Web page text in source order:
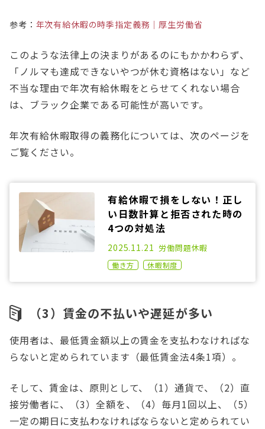
参考： 年次有給休暇の時季指定義務｜厚生労働省
このような法律上の決まりがあるのにもかかわらず、
「ノルマも達成できないやつが休む資格はない」など
不当な理由で年次有給休暇をとらせてくれない場合
は、ブラック企業である可能性が高いです。
年次有給休暇取得の義務化については、次のページを
ご覧ください。
有給休暇で損をしない！正し
い日数計算と拒否された時の
4つの対処法
2020.10.21
2025.11.21 労働問題休暇
働き方 休暇制度
（3）賃金の不払いや遅延が多い
使用者は、最低賃金額以上の賃金を支払わなければな
らないと定められています（最低賃金法4条1項）。
そして、賃金は、原則として、（1）通貨で、（2）直
接労働者に、（3）全額を、（4）毎月1回以上、（5）
一定の期日に支払わなければならないと定められてい